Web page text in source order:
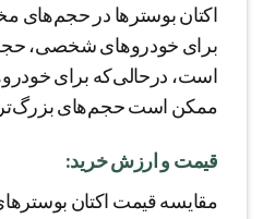
اکتان بوسترها در
برای خودروهای شخصی،
است، درحالی‌که برای
ممکن است حجم‌های بزرگ‌تر
قیمت و ارزش خرید:
مقایسه قیمت اکتان